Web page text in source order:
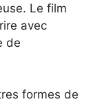
Le film
avec
de
formes de